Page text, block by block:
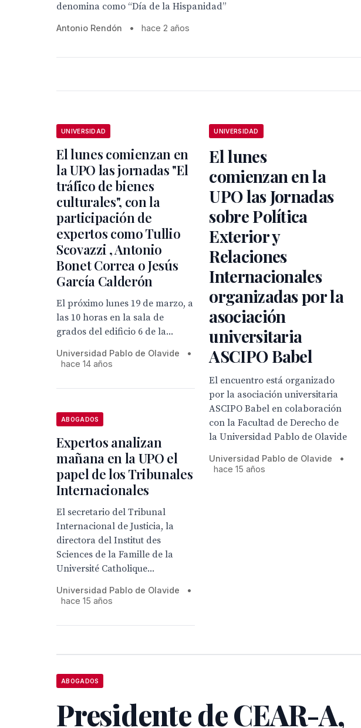
denomina como “Día de la Hispanidad”
Antonio Rendón • hace 2 años
UNIVERSIDAD
El lunes comienzan en
la UPO las jornadas "El
tráfico de bienes
culturales", con la
participación de
expertos como Tullio
Scovazzi , Antonio
Bonet Correa o Jesús
García Calderón
El próximo lunes 19 de marzo, a
las 10 horas en la sala de
grados del edificio 6 de la...
Universidad Pablo de Olavide
•
hace 14 años
UNIVERSIDAD
El lunes
comienzan en la
UPO las Jornadas
sobre Política
Exterior y
Relaciones
Internacionales
organizadas por la
asociación
universitaria
ASCIPO Babel
El encuentro está organizado
por la asociación universitaria
ASCIPO Babel en colaboración
con la Facultad de Derecho de
la Universidad Pablo de Olavide
Universidad Pablo de Olavide
•
hace 15 años
ABOGADOS
Expertos analizan
mañana en la UPO el
papel de los Tribunales
Internacionales
El secretario del Tribunal
Internacional de Justicia, la
directora del Institut des
Sciences de la Famille de la
Université Catholique...
Universidad Pablo de Olavide
•
hace 15 años
ABOGADOS
Presidente de CEAR-A,